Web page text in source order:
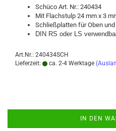
Schü­co Art. Nr.: 240434
Mit Flachs­tulp 24 mm x 3
Schließ­plat­ten für Oben
DIN RS oder LS
Art.Nr.: 240434SCH
Lieferzeit:
ca. 2-4 Werktage
IN DEN